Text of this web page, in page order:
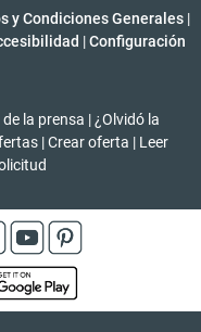
y Condiciones Generales |
| Configuración
de la prensa | ¿Olvidó la
| Crear oferta | Leer